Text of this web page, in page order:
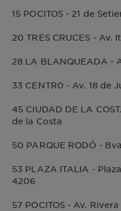
15 POCITOS - 21 de
20 TRES CRUCES - Av.
28 LA BLANQUEADA -
33 CENTR0 - Av. 18 de
45 CIUDAD DE LA
de la Costa
50 PARQUE RODÓ -
53 PLAZA ITALIA -
4206
57 POCITOS - Av.